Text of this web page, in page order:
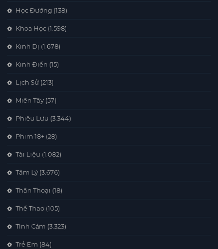
Học Đường (138)
Khoa Học (1.598)
Kinh Dị (1.678)
Kinh Điển (15)
Lịch Sử (213)
Miền Tây (57)
Phiêu Lưu (3.344)
Phim 18+ (28)
Tài Liệu (1.082)
Tâm Lý (3.676)
Thần Thoại (18)
Thể Thao (105)
Tình Cảm (3.323)
Trẻ Em (84)